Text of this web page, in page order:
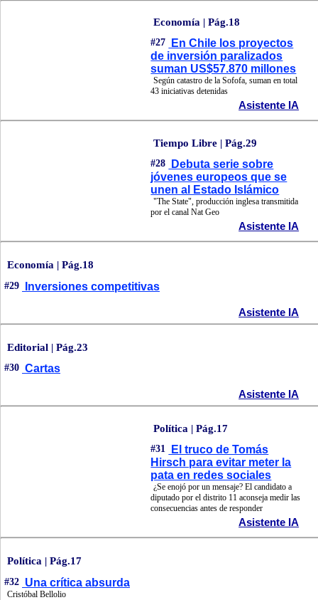
Economía | Pág.18
#27
En Chile los proyectos
de inversión paralizados
suman US$57.870 millones
Según catastro de la Sofofa, suman en total
43 iniciativas detenidas
Asistente IA
Tiempo Libre | Pág.29
#28
Debuta serie sobre
jóvenes europeos que se
unen al Estado Islámico
"The State", producción inglesa transmitida
por el canal Nat Geo
Asistente IA
Economía | Pág.18
#29 Inversiones competitivas
Asistente IA
Editorial | Pág.23
#30 Cartas
Asistente IA
Política | Pág.17
#31
El truco de Tomás
Hirsch para evitar meter la
pata en redes sociales
¿Se enojó por un mensaje? El candidato a
diputado por el distrito 11 aconseja medir las
consecuencias antes de responder
Asistente IA
Política | Pág.17
#32 Una crítica absurda
Cristóbal Bellolio